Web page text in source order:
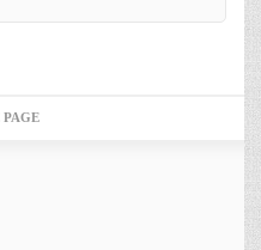
PAGE